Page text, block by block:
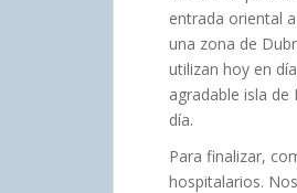
entrada oriental
una zona de
utilizan hoy en
agradable isla
día.
Para finalizar,
hospitalarios.